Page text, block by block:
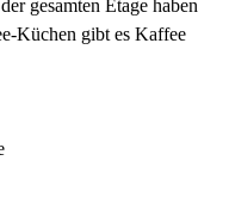
gesamten Etage haben
Küchen gibt es Kaffee